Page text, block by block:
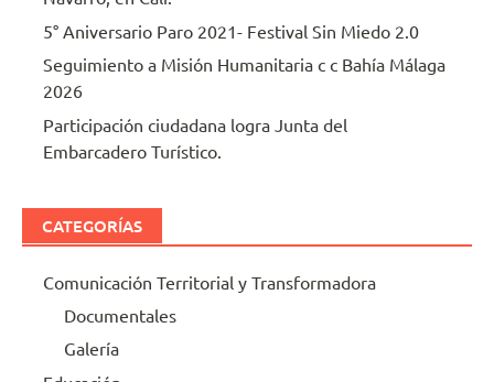
5° Aniversario Paro 2021- Festival Sin Miedo 2.0
Seguimiento a Misión Humanitaria c c Bahía Málaga
2026
Participación ciudadana logra Junta del
Embarcadero Turístico.
CATEGORÍAS
Comunicación Territorial y Transformadora
Documentales
Galería